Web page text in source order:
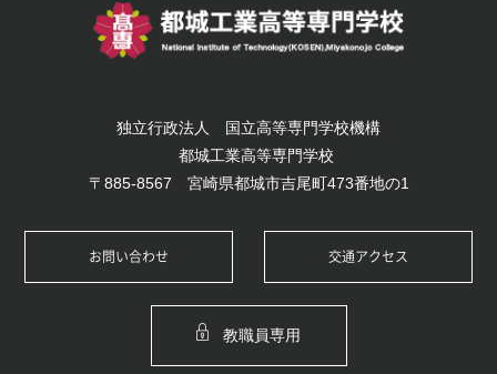
独立行政法人 国立高等専門学校機構
都城工業高等専門学校
〒885-8567 宮崎県都城市吉尾町473番地の1
お問い合わせ 交通アクセス
教職員専用